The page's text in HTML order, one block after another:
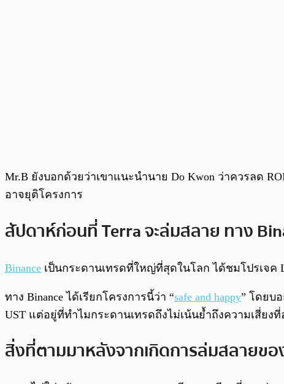
Mr.B ยังบอกด้วยว่าเขาแนะนำนาย Do Kwon ว่าควรลด
อาจยุติโครงการ
สัปดาห์ก่อนที่ Terra จะล่มสลาย ทาง
Binance เป็นกระดานเทรดที่ใหญ่ที่สุดในโลก ได้ชมโปรเจ
ทาง Binance ได้เรียกโครงการนี้ว่า “safe and happy” โดยบ
UST แต่อยู่ที่ทำไมกระดานเทรดถึงไม่เน้นย้ำถึงความเสี่ยง
สิ่งที่ตามมาหลังจากเกิดการล่มสลายขอ